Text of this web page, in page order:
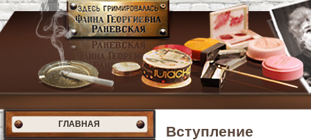
ГЛАВНАЯ Вступление